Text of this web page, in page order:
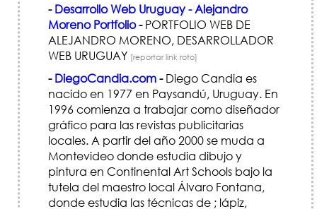
- Desarrollo Web Uruguay - Alejandro
Moreno Portfolio-PORTFOLIO WEB DE
ALEJANDRO MORENO, DESARROLLADOR
WEB URUGUAY [reportar link roto]
- DiegoCandia.com-Diego Candia es
nacido en 1977 en Paysandú, Uruguay. En
1996 comienza a trabajar como diseñador
gráfico para las revistas publicitarias
locales. A partir del año 2000 se muda a
Montevideo donde estudia dibujo y
pintura en Continental Art Schools bajo la
tutela del maestro local Álvaro Fontana,
donde estudia las técnicas de ; lápiz,